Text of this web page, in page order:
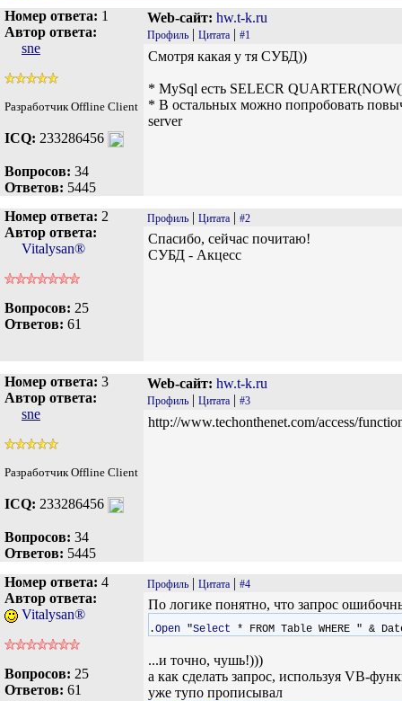
Номер ответа: 1
Автор ответа:
sne
Разработчик Offline Client
ICQ: 233286456
Вопросов: 34
Ответов: 5445
Web-сайт: hw.t-k.ru
Профиль | Цитата | #1
Смотря какая у тя СУБД))
* MySql есть SELECR
* В остальных можно попробовать
server
Номер ответа: 2
Автор ответа:
Vitalysan®
Вопросов: 25
Ответов: 61
Профиль | Цитата | #2
Спасибо, сейчас почитаю!
СУБД - Акцесс
Номер ответа: 3
Автор ответа:
sne
Разработчик Offline Client
ICQ: 233286456
Вопросов: 34
Ответов: 5445
Web-сайт: hw.t-k.ru
Профиль | Цитата | #3
http://www.techonthenet.com/access/
Номер ответа: 4
Автор ответа:
Vitalysan®
Вопросов: 25
Ответов: 61
Профиль | Цитата | #4
По логике понятно, что запрос
.Open "Select * FROM Table WHERE " &
...и точно, чушь!)))
а как сделать запрос, используя VB-
уже тупо прописывал